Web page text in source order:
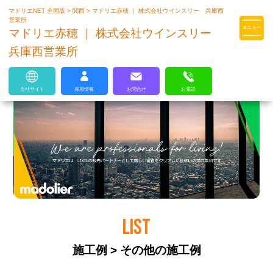
マドリエはLIXILの厳しい基準を
マドリエNET 全国版> 関西>マドリエ赤穂 ｜ 株式会社ウインスリー 兵庫西
営業所
マドリエ赤穂 ｜ 株式会社ウインスリー
兵庫西営業所
自社サイト 採用情報 お問合せ お電話
LIST
施工例 > その他の施工例